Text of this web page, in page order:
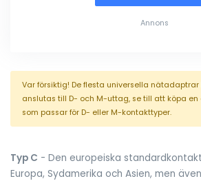
Annons
Var försiktig! De flesta universella
anslutas till D- och M-uttag, se till att köpa
som passar för D- eller M-kontakttyper.
Typ C - Den europeiska
Europa, Sydamerika och Asien, men